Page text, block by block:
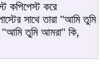
কপিপেস্ট করে
সাথে তারা "আমি তুমি
তুমি আমরা" কি,